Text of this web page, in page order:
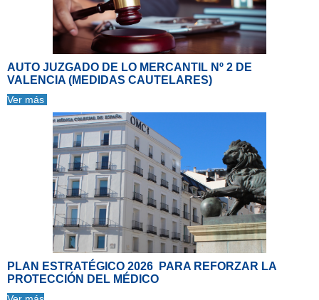
AUTO JUZGADO DE LO MERCANTIL Nº 2 DE
VALENCIA (MEDIDAS CAUTELARES)
Ver más
PLAN ESTRATÉGICO 2026 PARA REFORZAR LA
PROTECCIÓN DEL MÉDICO